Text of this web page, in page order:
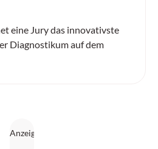
eine Jury das innovativste
Diagnostikum auf dem